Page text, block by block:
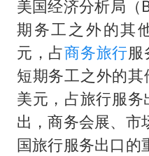
美国经济分析局（
期务工之外的其
元，占商务旅行服
短期务工之外的
美元，占旅行服务
出，商务会展、市
国旅行服务出口的